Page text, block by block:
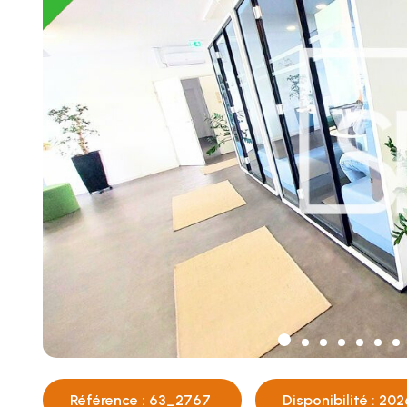
Référence : 63_2767 Disponibilité :